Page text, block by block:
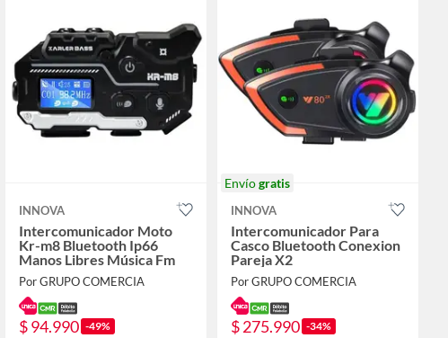
INNOVA
Intercomunicador Moto
Kr-m8 Bluetooth Ip66
Manos Libres Música Fm
Por GRUPO COMERCIA
$ 94.990 -49%
Envíogratis
INNOVA
Intercomunicador Para
Casco Bluetooth Conexion
Pareja X2
Por GRUPO COMERCIA
$ 275.990 -34%